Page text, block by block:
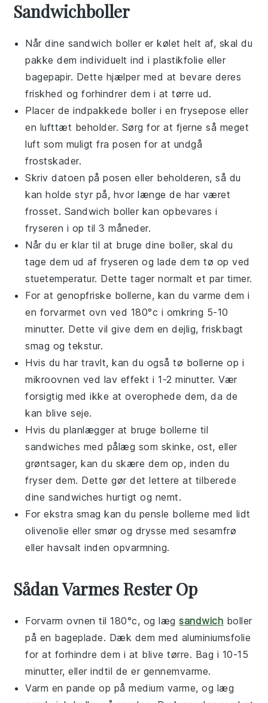
Sandwichboller
Når dine sandwich boller er kølet helt af, skal du
pakke dem individuelt ind iplastikfolie eller
bagepapir. Dette hjælper med at bevare deres
friskhed og forhindrer dem i at tørre ud.
Placer de indpakkede boller i en frysepose eller
en lufttæt beholder. Sørg for at fjerne så meget
luft som muligt fra posen for at undgå
frostskader.
Skriv datoen på posen eller beholderen, så du
kan holde styr på, hvor længe de har været
frosset. Sandwich boller kan opbevares i
fryseren i op til 3 måneder.
Når du er klar til at bruge dine boller, skal du
tage dem ud af fryseren og lade dem tø op ved
stuetemperatur. Dette tager normalt et par timer.
For at genopfriske bollerne, kan du varme dem i
en forvarmet ovn ved 180°c i omkring 5-10
minutter. Dette vil give dem en dejlig, friskbagt
smag og tekstur.
Hvis du har travlt, kan du også tø bollerne op i
mikroovnen ved lav effekt i 1-2 minutter. Vær
forsigtig med ikke at overophede dem, da de
kan blive seje.
Hvis du planlægger at bruge bollerne til
sandwiches med pålæg som skinke, ost, eller
grøntsager, kan du skære dem op, inden du
fryser dem. Dette gør det lettere at tilberede
dine sandwiches hurtigt og nemt.
For ekstra smag kan du pensle bollerne med lidt
olivenolie eller smør og drysse medsesamfrø
ellerhavsalt inden opvarmning.
Sådan Varmes Rester Op
Forvarm ovnen til 180°c, og lægsandwich boller
på en bageplade. Dæk dem med aluminiumsfolie
for at forhindre dem i at blive tørre. Bag i 10-15
minutter, eller indtil de er gennemvarme.
Varm en pande op på medium varme, og læg